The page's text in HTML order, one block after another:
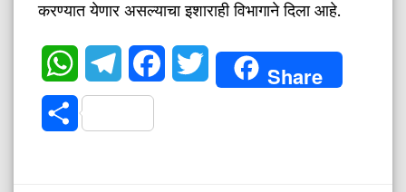
करण्यात येणार असल्याचा इशाराही विभागाने दिला आहे.
WhatsAppTelegramFacebookTwitter Share
Share